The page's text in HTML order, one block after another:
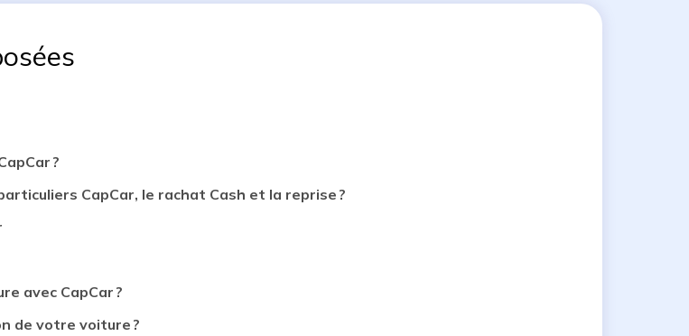
?
CapCar, le rachat Cash et la reprise ?
avec CapCar ?
de votre voiture ?